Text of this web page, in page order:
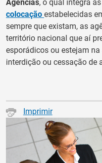
Agências, o qual integra as
colocação estabelecidas
sempre que existam, as
território nacional que aí
esporádicos ou estejam
interdição ou cessação de
Imprimir